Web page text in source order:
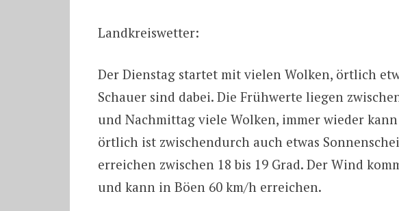
Landkreiswetter:
Der Dienstag startet mit vielen Wolken, örtlich
Schauer sind dabei. Die Frühwerte liegen
und Nachmittag viele Wolken, immer wieder
örtlich ist zwischendurch auch etwas
erreichen zwischen 18 bis 19 Grad. Der Wind
und kann in Böen 60 km/h erreichen.